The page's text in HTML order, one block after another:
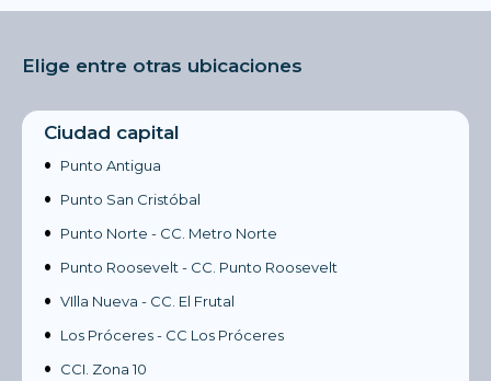
Elige entre otras ubicaciones
Ciudad capital
• Punto Antigua
• Punto San Cristóbal
• Punto Norte - CC. Metro Norte
• Punto Roosevelt - CC. Punto Roosevelt
• VIlla Nueva - CC. El Frutal
• Los Próceres - CC Los Próceres
• CCI. Zona 10